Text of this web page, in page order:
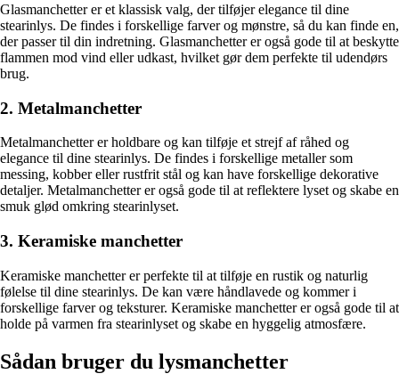
Glasmanchetter er et klassisk valg, der tilføjer elegance til dine
stearinlys. De findes i forskellige farver og mønstre, så du kan finde en,
der passer til din indretning. Glasmanchetter er også gode til at beskytte
flammen mod vind eller udkast, hvilket gør dem perfekte til udendørs
brug.
2. Metalmanchetter
Metalmanchetter er holdbare og kan tilføje et strejf af råhed og
elegance til dine stearinlys. De findes i forskellige metaller som
messing, kobber eller rustfrit stål og kan have forskellige dekorative
detaljer. Metalmanchetter er også gode til at reflektere lyset og skabe en
smuk glød omkring stearinlyset.
3. Keramiske manchetter
Keramiske manchetter er perfekte til at tilføje en rustik og naturlig
følelse til dine stearinlys. De kan være håndlavede og kommer i
forskellige farver og teksturer. Keramiske manchetter er også gode til at
holde på varmen fra stearinlyset og skabe en hyggelig atmosfære.
Sådan bruger du lysmanchetter